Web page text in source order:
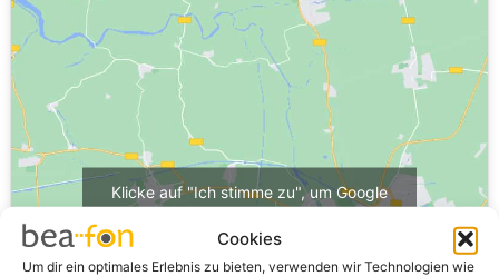
Cookies
Um dir ein optimales Erlebnis zu bieten, verwenden wir Technologien wie
Klicke auf "Ich stimme zu", um Google
Cookie-Richtlinie